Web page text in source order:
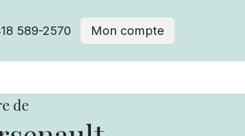
589-2570 Mon compte
de